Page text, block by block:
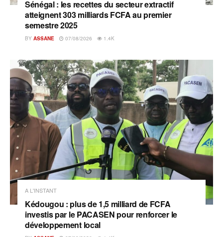
Sénégal : les recettes du secteur extractif
atteignent 303 milliards FCFA au premier
semestre 2025
BY ASSANE 07/08/2026 1.4K
A L'INSTANT
Kédougou : plus de 1,5 milliard de FCFA
investis par le PACASEN pour renforcer le
développement local